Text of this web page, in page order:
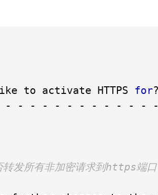
to activate HTTPS for?
发所有非加密请求到https端